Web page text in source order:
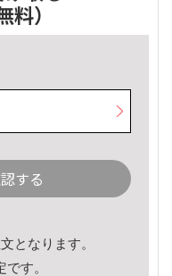
料）
する
となります。
す。